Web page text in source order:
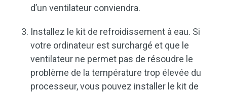
d’un ventilateur conviendra.
Installez le kit de refroidissement à eau. Si
votre ordinateur est surchargé et que le
ventilateur ne permet pas de résoudre le
problème de la température trop élevée du
processeur, vous pouvez installer le kit de